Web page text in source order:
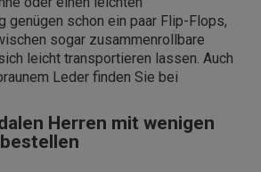
genügen schon ein paar Flip-Flops,
sogar zusammenrollbare
leicht transportieren lassen. Auch
Leder finden Sie bei
Herren mit wenigen